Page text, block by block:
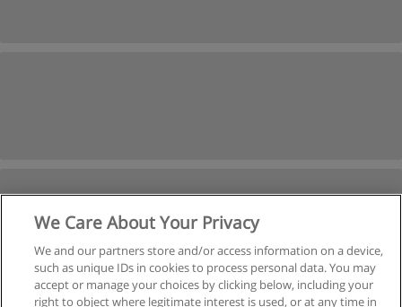
We Care About Your Privacy
We and our partners store and/or access information on a device,
such as unique IDs in cookies to process personal data. You may
accept or manage your choices by clicking below, including your
right to object where legitimate interest is used, or at any time in